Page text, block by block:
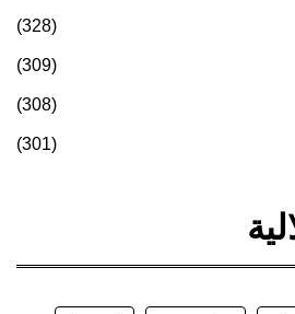
(328)
(309)
(308)
(301)